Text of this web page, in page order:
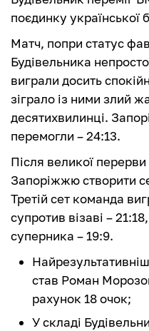
поєдинку української
Матч, попри статус
Будівельника
виграли досить
зіграло із ними злий
десятихвилинці.
перемогли – 24:13.
Після великої
Запоріжжю створити
Третій сет команда
супротив візаві –
суперника – 19:9.
став Роман
рахунок 18 очок;
У складі